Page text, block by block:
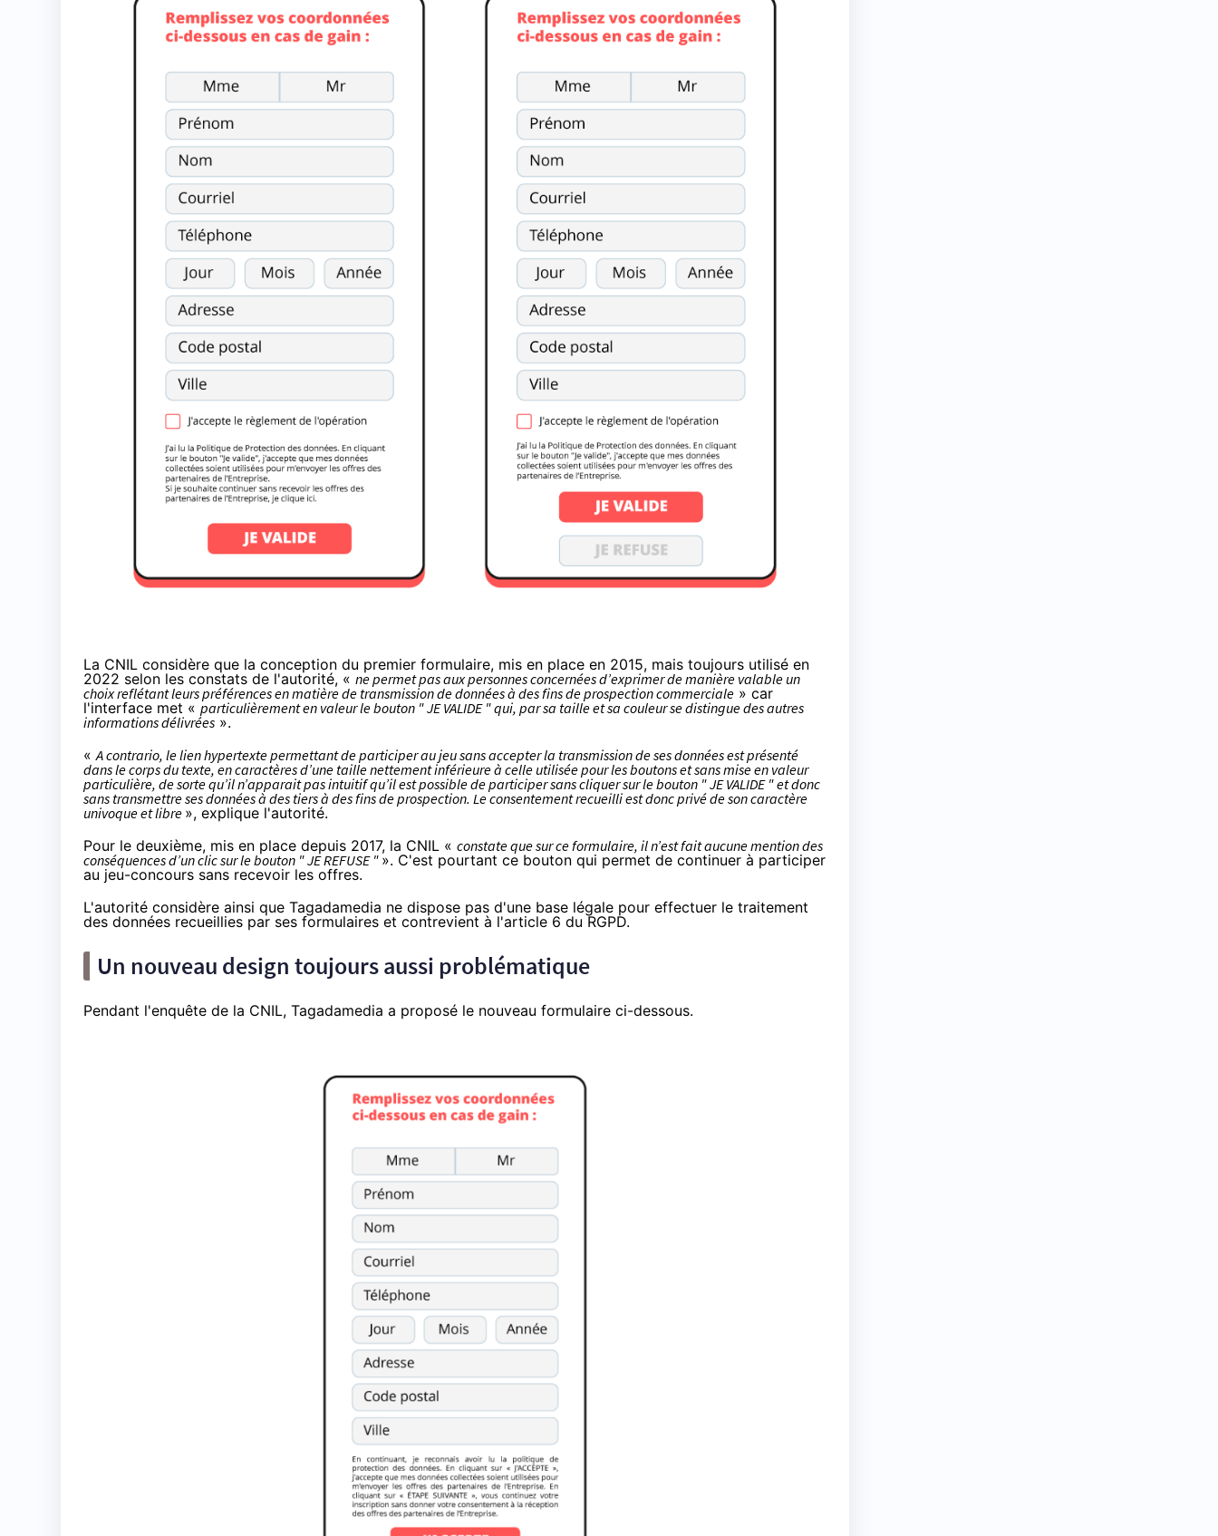
La CNIL considère que la conception du premier formulaire, mis en place en 2015, mais toujours utilisé en
2022 selon les constats de l'autorité, « ne permet pas aux personnes concernées d’exprimer de manière valable un
choix reflétant leurs préférences en matière de transmission de données à des fins de prospection commerciale » car
l'interface met « particulièrement en valeur le bouton " JE VALIDE " qui, par sa taille et sa couleur se distingue des autres
informations délivrées ».
«A contrario, le lien hypertexte permettant de participer au jeu sans accepter la transmission de ses données est présenté
dans le corps du texte, en caractères d’une taille nettement inférieure à celle utilisée pour les boutons et sans mise en valeur
particulière, de sorte qu’il n’apparait pas intuitif qu’il est possible de participer sans cliquer sur le bouton " JE VALIDE " et donc
sans transmettre ses données à des tiers à des fins de prospection. Le consentement recueilli est donc privé de son caractère
univoque et libre », explique l'autorité.
Pour le deuxième, mis en place depuis 2017, la CNIL « constate que sur ce formulaire, il n’est fait aucune mention des
conséquences d’un clic sur le bouton " JE REFUSE " ». C'est pourtant ce bouton qui permet de continuer à participer
au jeu-concours sans recevoir les offres.
L'autorité considère ainsi que Tagadamedia ne dispose pas d'une base légale pour effectuer le traitement
des données recueillies par ses formulaires et contrevient à l'article 6 du RGPD.
Un nouveau design toujours aussi problématique
Pendant l'enquête de la CNIL, Tagadamedia a proposé le nouveau formulaire ci-dessous.